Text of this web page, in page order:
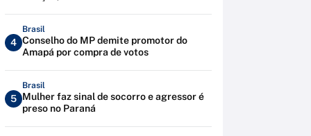
4
Brasil
Conselho do MP demite promotor do
Amapá por compra de votos
5
Brasil
Mulher faz sinal de socorro e agressor é
preso no Paraná